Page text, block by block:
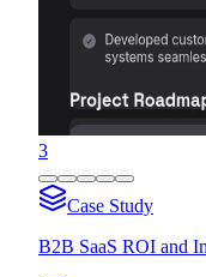
3
Case Study
B2B SaaS ROI and